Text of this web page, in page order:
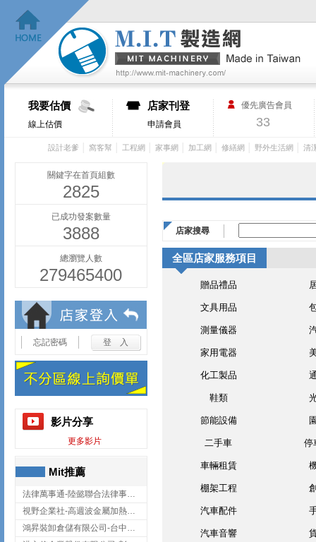
我要估價
線上估價
店家刊登
申請會員
優先廣告會員
33
設計老爹 窩客幫 工程網 家事網 加工網 修繕網 野外生活網 清
關鍵字在首頁組數
2825
已成功發案數量
3888
總瀏覽人數
279465400
忘記密碼
影片分享
更多影片
Mit推薦
法律萬事通-陸懿聯合法律事務所
視野企業社-高週波金屬加熱設備,彰化高週波金屬加熱設備
鴻昇裝卸倉儲有限公司-台中貨櫃裝卸
店家搜尋
全區店家服務項目
贈品禮品
文具用品
測量儀器
家用電器
化工製品
鞋類
節能設備
二手車 停
車輛租賃
棚架工程
汽車配件
汽車音響